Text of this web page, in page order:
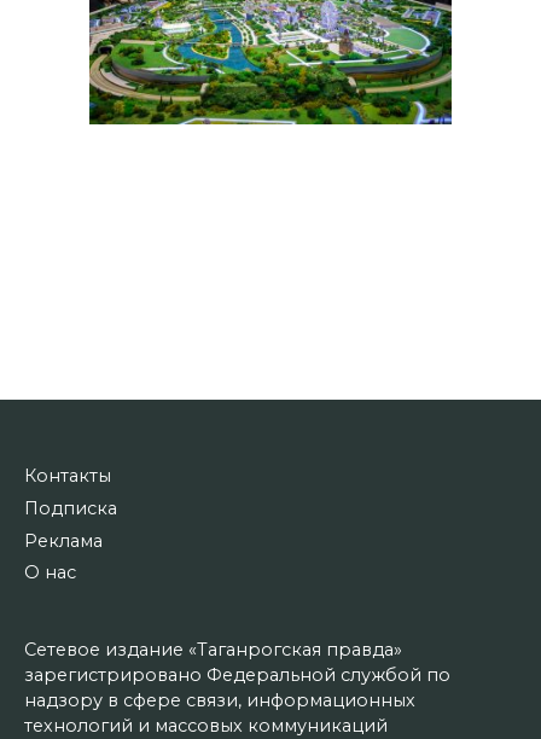
Контакты
Подписка
Реклама
О нас
Сетевое издание «Таганрогская правда»
зарегистрировано Федеральной службой по
надзору в сфере связи, информационных
технологий и массовых коммуникаций